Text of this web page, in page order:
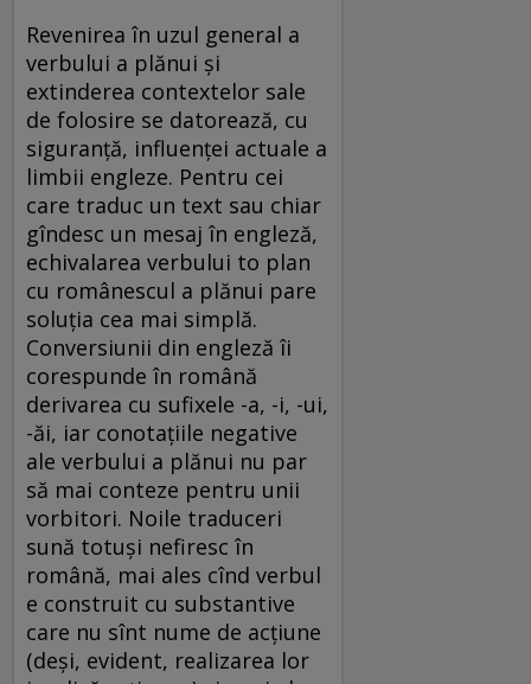
Revenirea în uzul general a
verbului a plănui și
extinderea contextelor sale
de folosire se datorează, cu
siguranță, influenței actuale a
limbii engleze. Pentru cei
care traduc un text sau chiar
gîndesc un mesaj în engleză,
echivalarea verbului to plan
cu românescul a plănui pare
soluția cea mai simplă.
Conversiunii din engleză îi
corespunde în română
derivarea cu sufixele -a, -i, -ui,
-ăi, iar conotațiile negative
ale verbului a plănui nu par
să mai conteze pentru unii
vorbitori. Noile traduceri
sună totuși nefiresc în
română, mai ales cînd verbul
e construit cu substantive
care nu sînt nume de acțiune
(deși, evident, realizarea lor